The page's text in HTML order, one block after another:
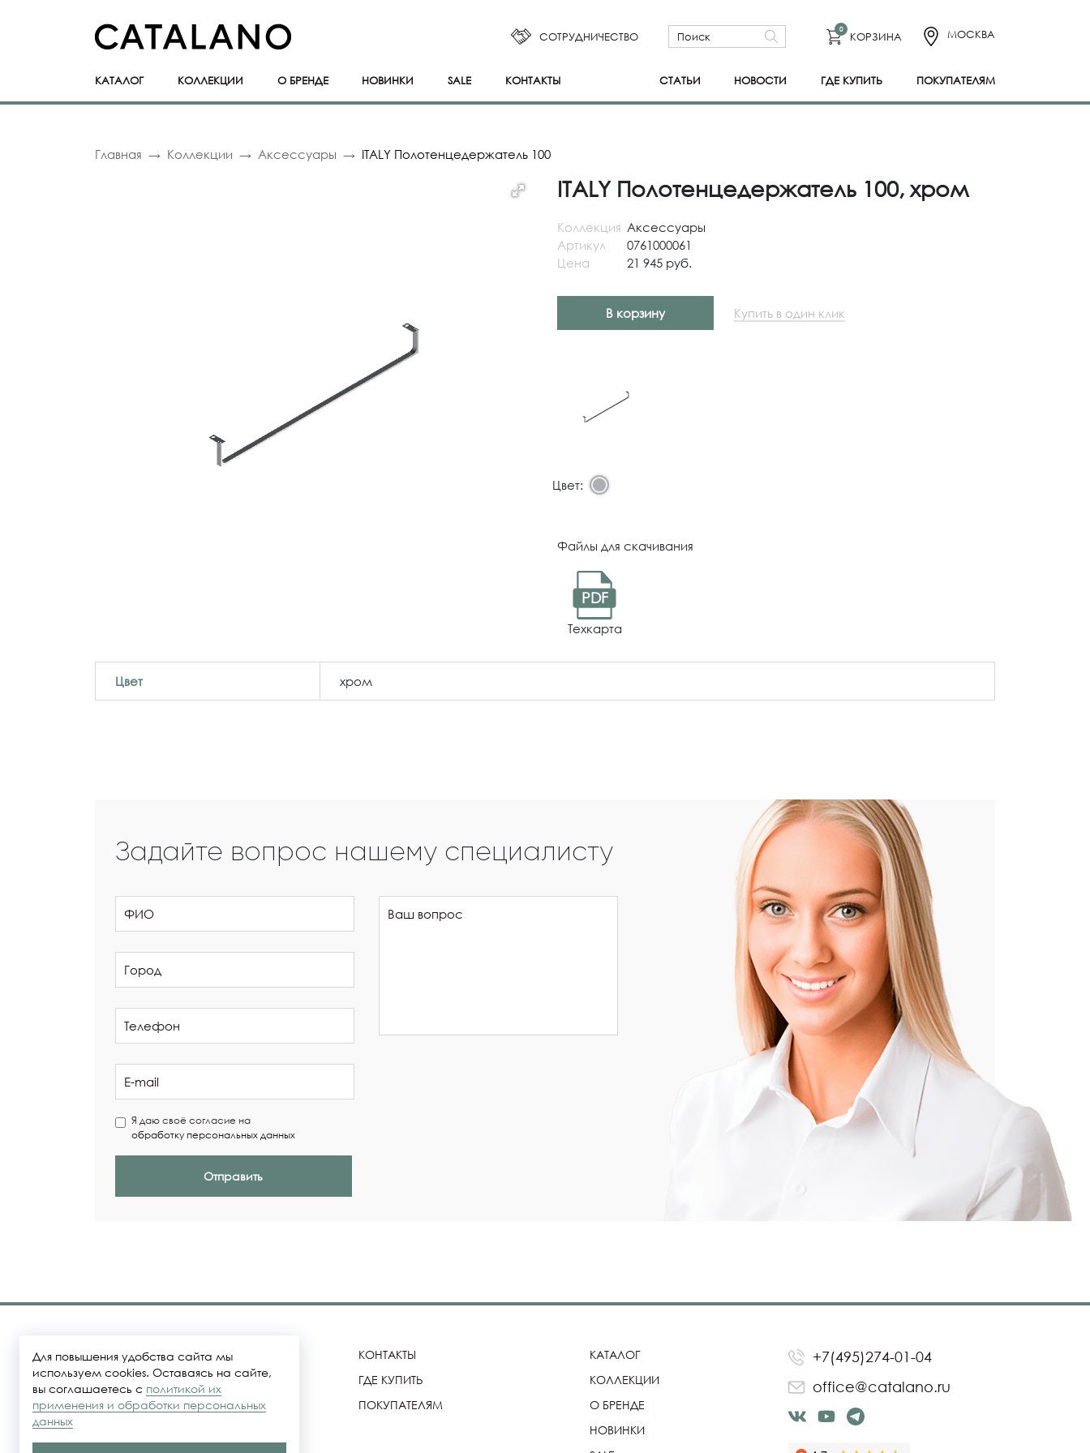
СОТРУДНИЧЕСТВО
0
КОРЗИНА МОСКВА
КАТАЛОГ КОЛЛЕКЦИИ О БРЕНДЕ НОВИНКИ SALE КОНТАКТЫ СТАТЬИ НОВОСТИ ГДЕ КУПИТЬ ПОКУПАТЕЛЯМ
Главная Коллекции Аксессуары ITALY Полотенцедержатель 100
ITALY Полотенцедержатель 100, хром
Коллекция Аксессуары
Артикул
0761000061
Цена
21 945 руб.
В корзину Купить в один клик
Цвет:
Файлы для скачивания
PDF
Техкарта
Цвет хром
Задайте вопрос нашему специалисту
Я даю своё согласие на
обработку персональных данных
Отправить
Политика конфидециальности
являются публичной офертой
КОНТАКТЫ
ГДЕ КУПИТЬ
ПОКУПАТЕЛЯМ
КАТАЛОГ
КОЛЛЕКЦИИ
О БРЕНДЕ
НОВИНКИ
+7(495)274-01-04
office@catalano.ru
Для повышения удобства сайта мы
используем cookies. Оставаясь на сайте,
вы соглашаетесь с политикой их
применения и обработки персональных
данных